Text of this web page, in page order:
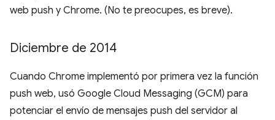
web push y Chrome. (No te preocupes, es breve).
Diciembre de 2014
Cuando Chrome implementó por primera vez la función
push web, usó Google Cloud Messaging (GCM) para
potenciar el envío de mensajes push del servidor al